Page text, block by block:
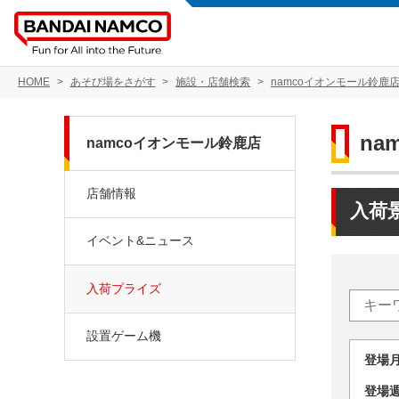
HOME あそび場をさがす 施設・店舗検索 namcoイオンモール鈴鹿店
入荷
登
登
namcoイオンモール鈴鹿店
店舗情報
イベント&ニュース
入荷プライズ
設置ゲーム機